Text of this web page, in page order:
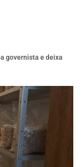
governista e deixa